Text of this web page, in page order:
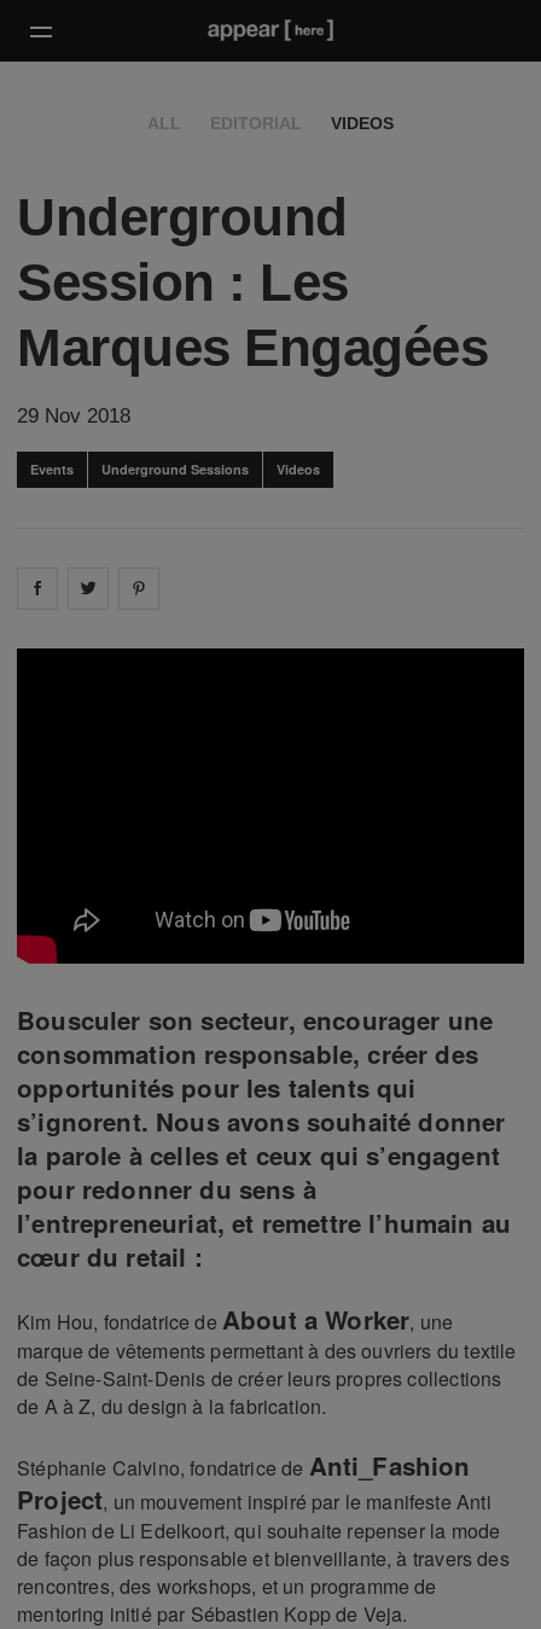
ALL EDITORIAL VIDEOS
Underground
Session : Les
Marques Engagées
29 Nov 2018
Events Underground Sessions Videos
Share on facebook
Share on
Bousculer son secteur, encourager une
consommation responsable, créer des
opportunités pour les talents qui
s’ignorent. Nous avons souhaité donner
la parole à celles et ceux qui s’engagent
pour redonner du sens à
l’entrepreneuriat, et remettre l’humain au
cœur du retail :
Kim Hou, fondatrice de About a Worker, une
marque de vêtements permettant à des ouvriers du textile
de Seine-Saint-Denis de créer leurs propres collections
de A à Z, du design à la fabrication.
Stéphanie Calvino, fondatrice de Anti_Fashion
Project, un mouvement inspiré par le manifeste Anti
Fashion de Li Edelkoort, qui souhaite repenser la mode
de façon plus responsable et bienveillante, à travers des
rencontres, des workshops, et un programme de
mentoring initié par Sébastien Kopp de Veja.